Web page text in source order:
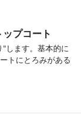
プコート
します。基本的に
トにとろみがある